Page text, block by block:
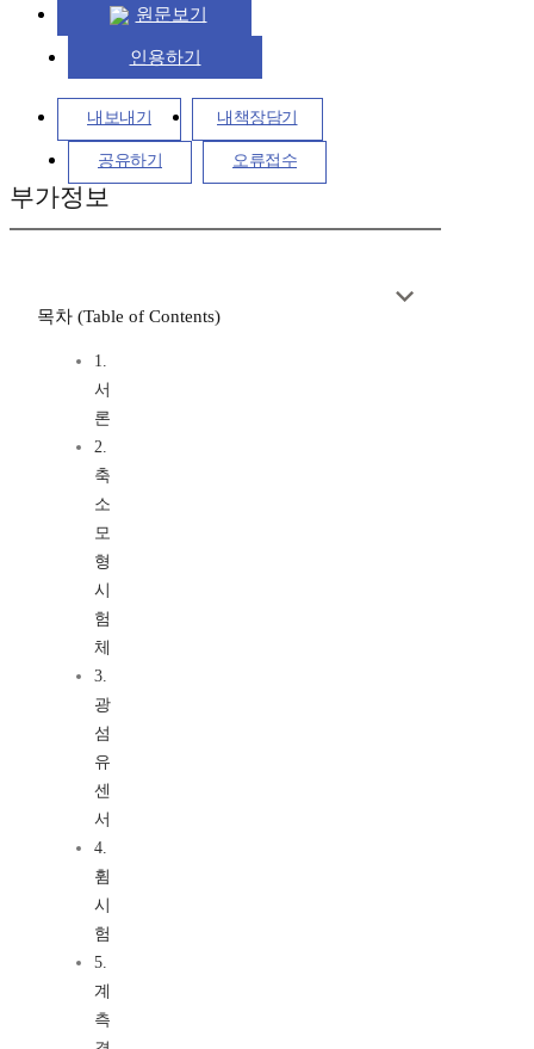
원문보기
인용하기
내보내기 내책장담기
공유하기 오류접수
부가정보
목차 (Table of Contents)
1.
서
론
2.
축
소
모
형
시
험
체
3.
광
섬
유
센
서
4.
휨
시
험
5.
계
측